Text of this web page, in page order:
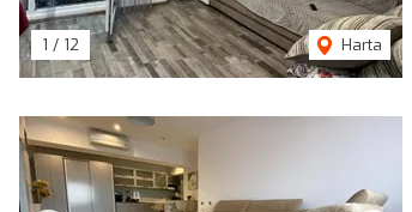
1 / 12 Harta